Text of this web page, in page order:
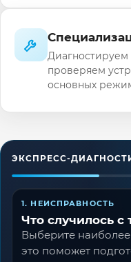
Диагностируем
проверяем
основных
ЭКСПРЕСС-
1. НЕИСПРАВНОСТЬ
Что случилось с
Выберите
это поможет